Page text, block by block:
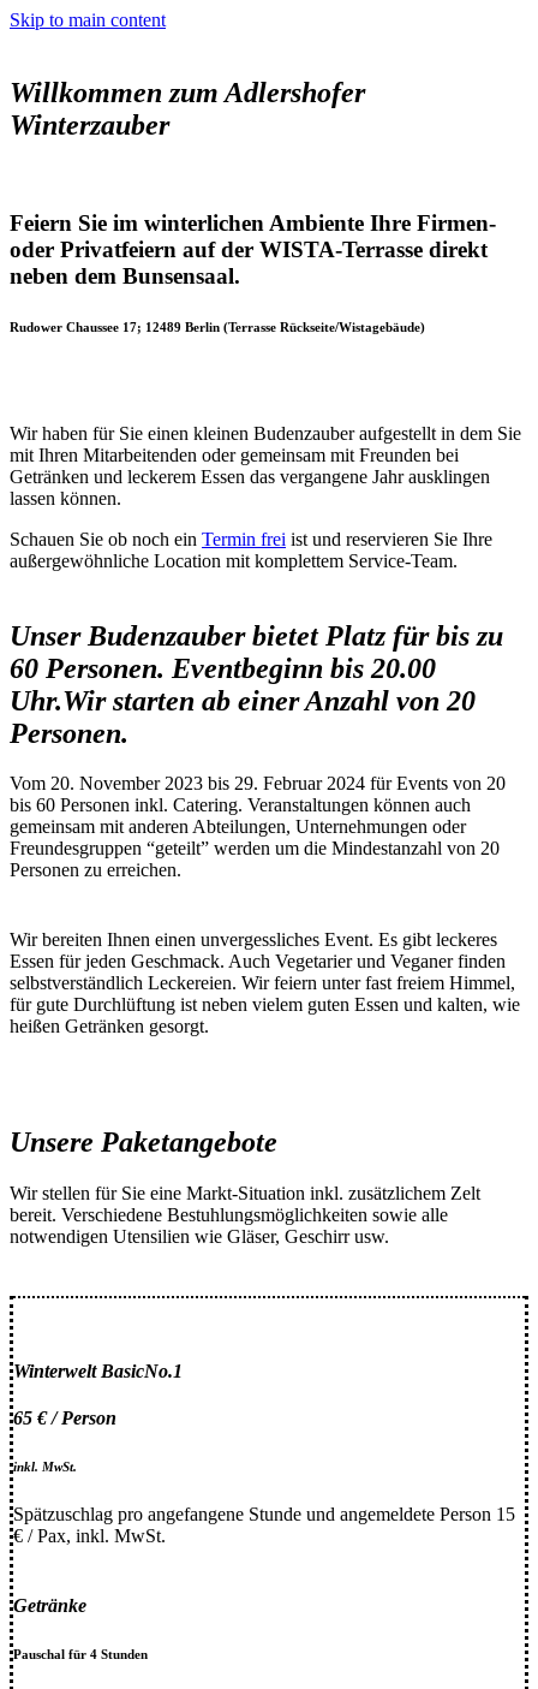
Skip to main content
Willkommen zum Adlershofer
Winterzauber
Feiern Sie im winterlichen Ambiente Ihre Firmen-
oder Privatfeiern auf der WISTA-Terrasse direkt
neben dem Bunsensaal.
Rudower Chaussee 17; 12489 Berlin (Terrasse Rückseite/Wistagebäude)
Wir haben für Sie einen kleinen Budenzauber aufgestellt in dem Sie
mit Ihren Mitarbeitenden oder gemeinsam mit Freunden bei
Getränken und leckerem Essen das vergangene Jahr ausklingen
lassen können.
Schauen Sie ob noch ein Termin frei ist und reservieren Sie Ihre
außergewöhnliche Location mit komplettem Service-Team.
Unser Budenzauber bietet Platz für bis zu
60 Personen. Eventbeginn bis 20.00
Uhr.Wir starten ab einer Anzahl von 20
Personen.
Vom 20. November 2023 bis 29. Februar 2024 für Events von 20
bis 60 Personen inkl. Catering. Veranstaltungen können auch
gemeinsam mit anderen Abteilungen, Unternehmungen oder
Freundesgruppen “geteilt” werden um die Mindestanzahl von 20
Personen zu erreichen.
Wir bereiten Ihnen einen unvergessliches Event. Es gibt leckeres
Essen für jeden Geschmack. Auch Vegetarier und Veganer finden
selbstverständlich Leckereien. Wir feiern unter fast freiem Himmel,
für gute Durchlüftung ist neben vielem guten Essen und kalten, wie
heißen Getränken gesorgt.
Unsere Paketangebote
Wir stellen für Sie eine Markt-Situation inkl. zusätzlichem Zelt
bereit. Verschiedene Bestuhlungsmöglichkeiten sowie alle
notwendigen Utensilien wie Gläser, Geschirr usw.
Winterwelt BasicNo.1
65 € / Person
inkl. MwSt.
Spätzuschlag pro angefangene Stunde und angemeldete Person 15
€ / Pax, inkl. MwSt.
Getränke
Pauschal für 4 Stunden